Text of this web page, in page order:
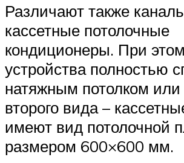
Различают также
кассетные потолочные
кондиционеры. При
устройства полностью
натяжным потолком или
второго вида –
имеют вид потолочной
размером 600×600 мм.